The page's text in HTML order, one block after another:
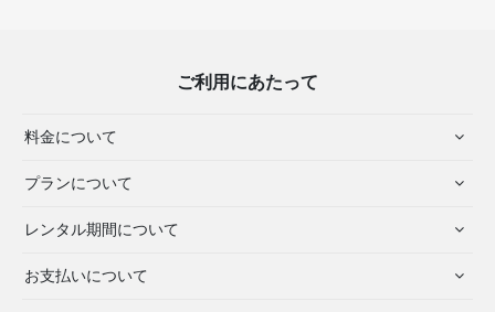
ご利用にあたって
料金について
プランについて
レンタル期間について
お支払いについて